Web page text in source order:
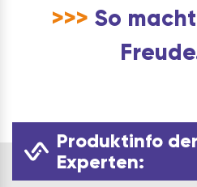
>>> So
Produktinfo
Experten: